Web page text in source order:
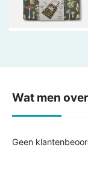
Wat men
Geen